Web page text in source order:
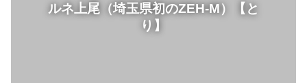
ルネ上尾（埼玉県初のZEH-M）【と
り】